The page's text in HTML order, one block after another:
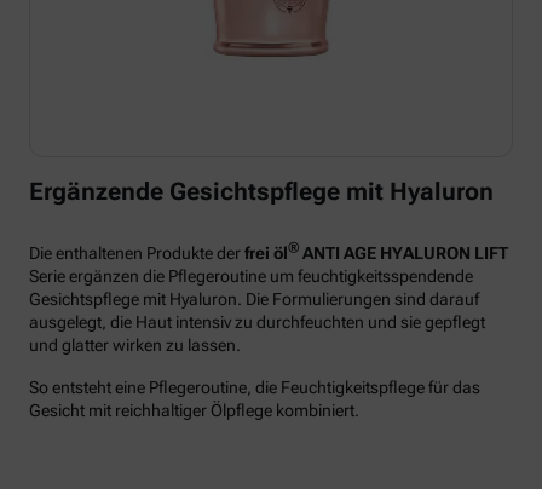
Ergänzende Gesichtspflege mit Hyaluron
Die enthaltenen Produkte derfrei öl® ANTI AGE HYALURON LIFT
Serie ergänzen die Pflegeroutine um feuchtigkeitsspendende
Gesichtspflege mit Hyaluron. Die Formulierungen sind darauf
ausgelegt, die Haut intensiv zu durchfeuchten und sie gepflegt
und glatter wirken zu lassen.
So entsteht eine Pflegeroutine, die Feuchtigkeitspflege für das
Gesicht mit reichhaltiger Ölpflege kombiniert.